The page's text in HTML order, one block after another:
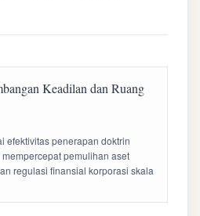
efektivitas penerapan doktrin
pemulihan aset
regulasi finansial korporasi skala